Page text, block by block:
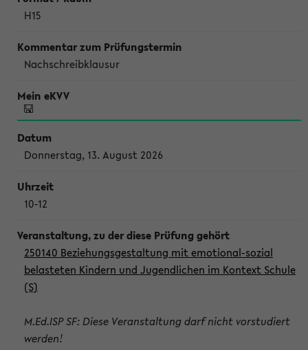
H15
Nachschreibklausur
Donnerstag, 13. August 2026
10-12
250140 Beziehungsgestaltung mit emotional-sozial
belasteten Kindern und Jugendlichen im Kontext Schule
(S)
M.Ed.ISP SF: Diese Veranstaltung darf nicht vorstudiert
werden!